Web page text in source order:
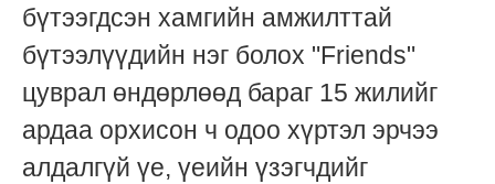
бүтээгдсэн хамгийн амжилттай
бүтээлүүдийн нэг болох "Friends"
цуврал өндөрлөөд бараг 15 жилийг
ардаа орхисон ч одоо хүртэл эрчээ
алдалгүй үе, үеийн үзэгчдийг